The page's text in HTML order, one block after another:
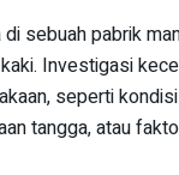
sebuah pabrik
Investigasi
seperti
tangga, atau